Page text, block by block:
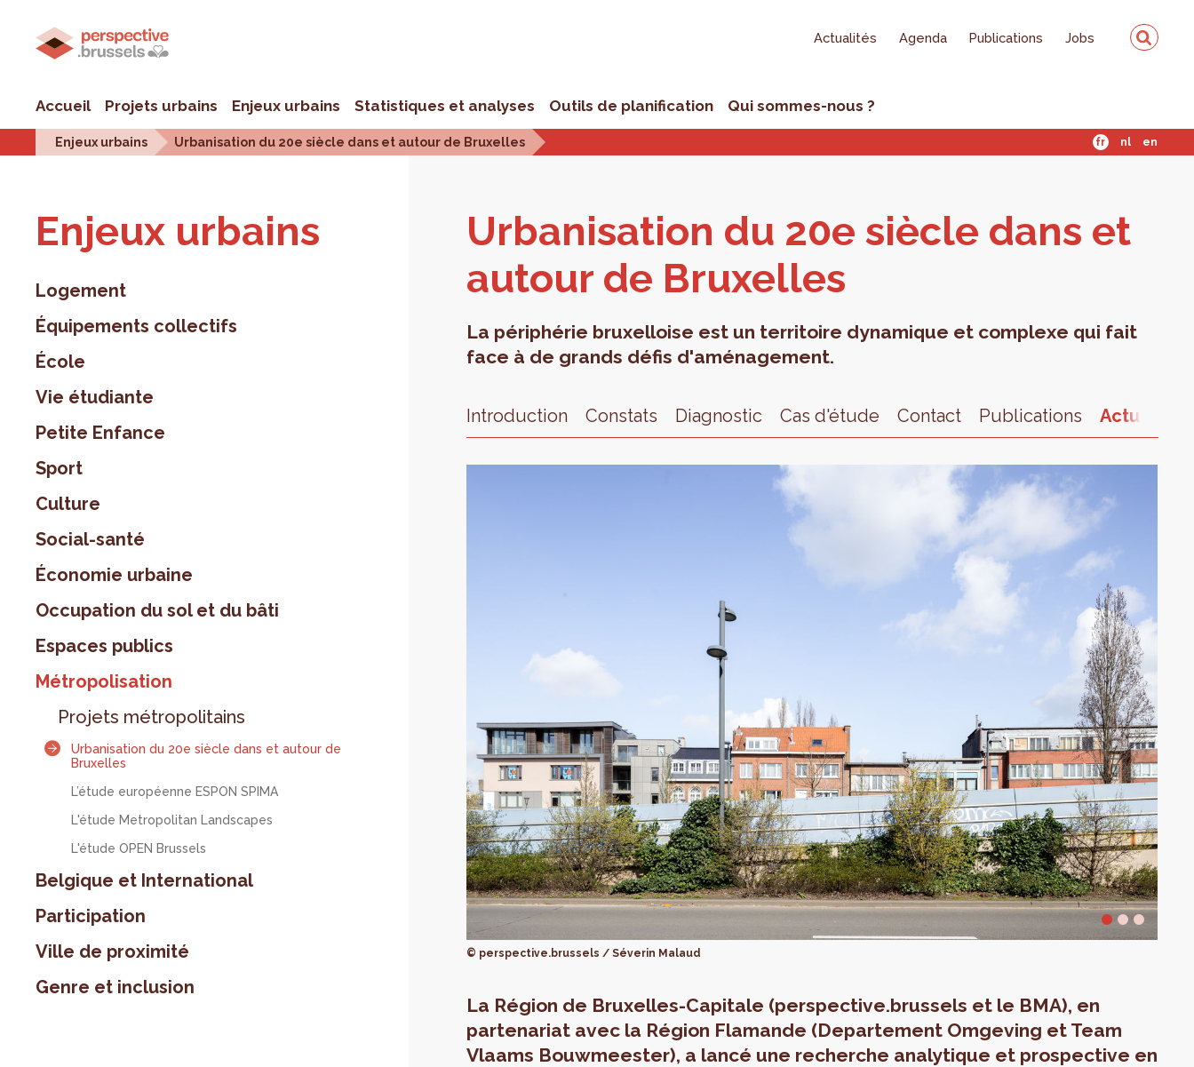
Actualités Agenda Publications Jobs
Accueil Projets urbains Enjeux urbains Statistiques et analyses Outils de planification Qui sommes-nous ?
Enjeux urbains Urbanisation du 20e siècle dans et autour de Bruxelles fr nl en
Enjeux urbains
Logement
Équipements collectifs
École
Vie étudiante
Petite Enfance
Sport
Culture
Social-santé
Économie urbaine
Occupation du sol et du bâti
Espaces publics
Métropolisation
Projets métropolitains
Urbanisation du 20e siècle dans et autour de
Bruxelles
L’étude européenne ESPON SPIMA
L'étude Metropolitan Landscapes
L'étude OPEN Brussels
Belgique et International
Participation
Ville de proximité
Genre et inclusion
Urba­ni­sa­tion du 20e siècle dans et
autour de Bruxelles
La périphérie bruxelloise est un territoire dynamique et complexe qui fait
face à de grands défis d'aménagement.
Introduction Constats Diagnostic Cas d'étude Contact Publications Actualités
© perspective.brussels / Séverin Malaud
La Région de Bruxelles-Capitale (perspective.brussels et le BMA), en
partenariat avec la Région Flamande (Departement Omgeving et Team
Vlaams Bouwmeester), a lancé une recherche analytique et prospective en